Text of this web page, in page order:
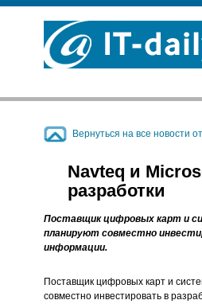
Вернуться на все новости
Navteq и
разработки
Поставщик цифровых карт и
планируют совместно
информации.
Поставщик цифровых карт и
совместно инвестировать в